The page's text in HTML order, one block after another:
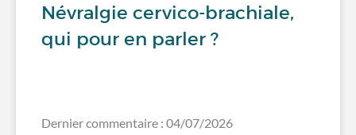
Névralgie cervico-brachiale,
qui pour en parler ?
Dernier commentaire : 04/07/2026